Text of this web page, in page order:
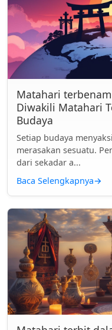
Matahari
Diwakili Matahari
Budaya
Setiap budaya
merasakan sesuatu.
dari sekadar a...
Baca Selengkapnya→